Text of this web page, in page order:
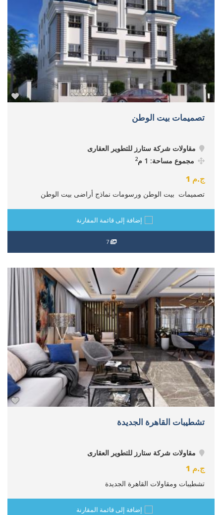
تصميمات بيت الوطن
مقاولات شركة ستارز للتطوير العقارى
مجموع مساحة: 1 م
2
ج.م 1
تصميمات بيت الوطن ورسومات نماذج أراضى بيت الوطن
إضافة إلى قائمة المقارنة
7
تشطيبات القاهرة الجديدة
مقاولات شركة ستارز للتطوير العقارى
ج.م 1
تشطيبات ومقاولات القاهرة الجديدة
إضافة إلى قائمة المقارنة